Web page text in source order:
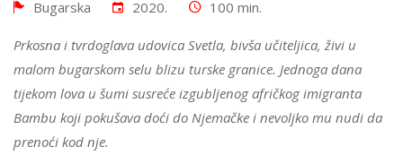
Bugarska 2020. 100 min.
Prkosna i tvrdoglava udovica Svetla, bivša učiteljica, živi u
malom bugarskom selu blizu turske granice. Jednoga dana
tijekom lova u šumi susreće izgubljenog afričkog imigranta
Bambu koji pokušava doći do Njemačke i nevoljko mu nudi da
prenoći kod nje.